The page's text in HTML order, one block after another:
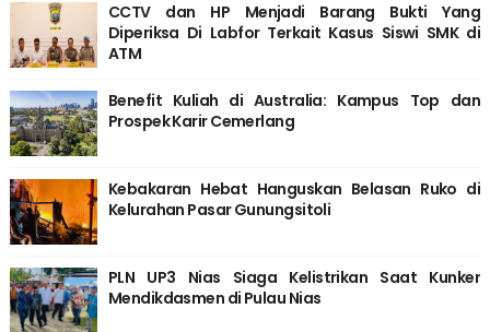
CCTV dan HP Menjadi Barang Bukti Yang
Diperiksa Di Labfor Terkait Kasus Siswi SMK di
ATM
Benefit Kuliah di Australia: Kampus Top dan
Prospek Karir Cemerlang
Kebakaran Hebat Hanguskan Belasan Ruko di
Kelurahan Pasar Gunungsitoli
PLN UP3 Nias Siaga Kelistrikan Saat Kunker
Mendikdasmen di Pulau Nias